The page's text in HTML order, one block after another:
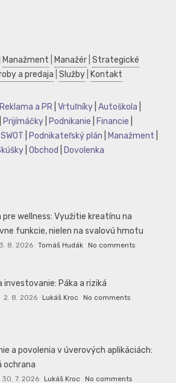
Manažment Manažér Strategické
a predaja Služby Kontakt
Reklama a PR Vrtuľníky Autoškola
Prijímáčky Podnikanie Financie
SWOT Podnikateľský plán Manažment
Obchod Dovolenka
pre wellness: Využitie kreatínu na
funkcie, nielen na svalovú hmotu
3. 8. 2026 Tomáš Hudák No comments
investovanie: Páka a riziká
2. 8. 2026 Lukáš Kroc No comments
a povolenia v úverových aplikáciách:
ochrana
30. 7. 2026 Lukáš Kroc No comments